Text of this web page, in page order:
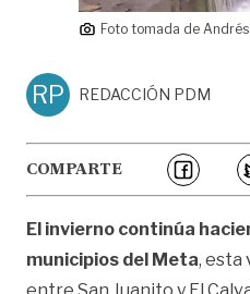
Foto tomada de
RP REDACCIÓN PDM
COMPARTE
El invierno continúa
municipios del Meta, esta